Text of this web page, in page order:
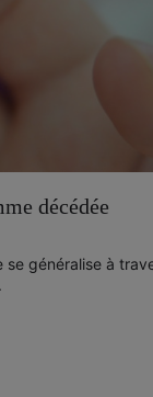
décédée
se généralise à